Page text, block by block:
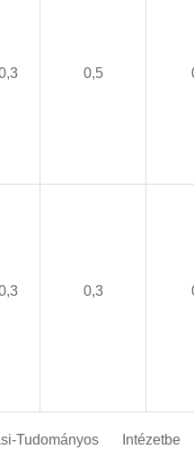
0,5
0,3
Tudományos Intézetbe